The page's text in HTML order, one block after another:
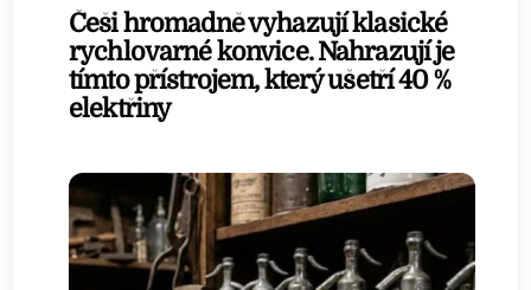
Češi hromadně vyhazují klasické
rychlovarné konvice. Nahrazují je
tímto přístrojem, který ušetří 40 %
elektřiny